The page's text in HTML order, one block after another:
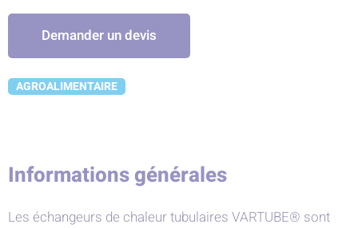
Demander un devis
AGROALIMENTAIRE
Informations générales
Les échangeurs de chaleur tubulaires VARTUBE® sont